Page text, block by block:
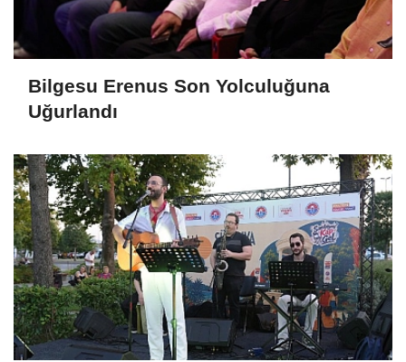
Bilgesu Erenus Son Yolculuğuna
Uğurlandı